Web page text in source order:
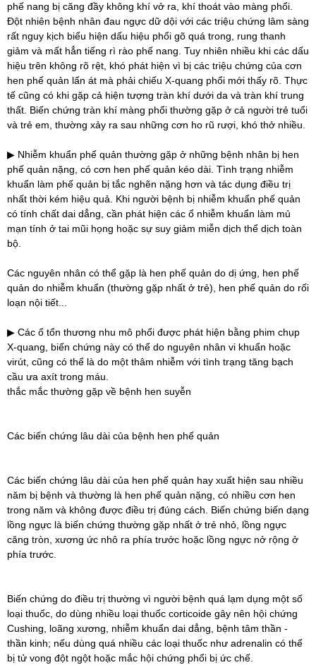
phế nang bị căng đầy không khí vở ra, khí thoát vào màng phổi.
Đột nhiên bệnh nhân đau ngực dữ dội với các triệu chứng lâm sàng
rất nguy kịch biểu hiện dấu hiệu phổi gõ quá trong, rung thanh
giảm và mất hẳn tiếng rì rào phế nang. Tuy nhiên nhiều khi các dấu
hiệu trên không rõ rệt, khó phát hiện vì bị các triệu chứng của cơn
hen phế quản lấn át mà phải chiếu X-quang phổi mới thấy rõ. Thực
tế cũng có khi gặp cả hiện tượng tràn khí dưới da và tràn khí trung
thất. Biến chứng tràn khí màng phổi thường gặp ở cả người trẻ tuổi
và trẻ em, thường xảy ra sau những cơn ho rũ rượi, khó thở nhiều.
▶ Nhiễm khuẩn phế quản thường gặp ở những bệnh nhân bị hen
phế quản nặng, có cơn hen phế quản kéo dài. Tình trạng nhiễm
khuẩn làm phế quản bị tắc nghẽn nặng hơn và tác dụng điều trị
nhất thời kém hiệu quả. Khi người bệnh bị nhiễm khuẩn phế quản
có tính chất dai dẳng, cần phát hiện các ổ nhiễm khuẩn làm mủ
mạn tính ở tai mũi họng hoặc sự suy giảm miễn dịch thể dịch toàn
bộ.
Các nguyên nhân có thể gặp là hen phế quản do dị ứng, hen phế
quản do nhiễm khuẩn (thường gặp nhất ở trẻ), hen phế quản do rối
loạn nội tiết...
▶ Các ổ tổn thương nhu mô phổi được phát hiện bằng phim chụp
X-quang, biến chứng này có thể do nguyên nhân vi khuẩn hoặc
virút, cũng có thể là do một thâm nhiễm với tình trạng tăng bạch
cầu ưa axít trong máu.
thắc mắc thường gặp về bệnh hen suyễn
Các biến chứng lâu dài của bệnh hen phế quản
Các biến chứng lâu dài của hen phế quản hay xuất hiện sau nhiều
năm bị bệnh và thường là hen phế quản nặng, có nhiều cơn hen
trong năm và không được điều trị đúng cách. Biến chứng biến dạng
lồng ngực là biến chứng thường gặp nhất ở trẻ nhỏ, lồng ngực
căng tròn, xương ức nhô ra phía trước hoặc lồng ngực nở rộng ở
phía trước.
Biến chứng do điều trị thường vì người bệnh quá lạm dụng một số
loại thuốc, do dùng nhiều loại thuốc corticoide gây nên hội chứng
Cushing, loãng xương, nhiễm khuẩn dai dẳng, bệnh tâm thần -
thần kinh; nếu dùng quá nhiều các loại thuốc như adrenalin có thể
bị tử vong đột ngột hoặc mắc hội chứng phổi bị ức chế.